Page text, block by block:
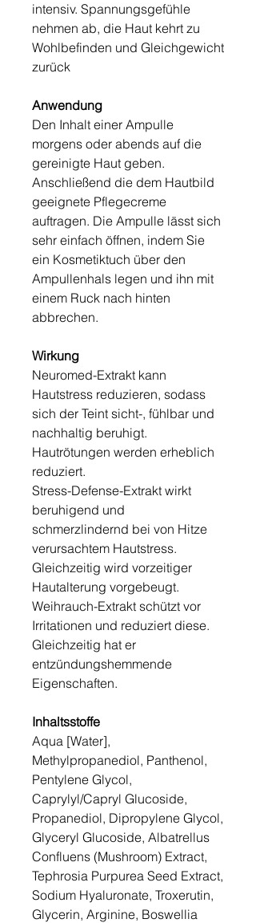
intensiv. Spannungsgefühle
nehmen ab, die Haut kehrt zu
Wohlbefinden und Gleichgewicht
zurück
Anwendung
Den Inhalt einer Ampulle
morgens oder abends auf die
gereinigte Haut geben.
Anschließend die dem Hautbild
geeignete Pflegecreme
auftragen. Die Ampulle lässt sich
sehr einfach öffnen, indem Sie
ein Kosmetiktuch über den
Ampullenhals legen und ihn mit
einem Ruck nach hinten
abbrechen.
Wirkung
Neuromed-Extrakt kann
Hautstress reduzieren, sodass
sich der Teint sicht-, fühlbar und
nachhaltig beruhigt.
Hautrötungen werden erheblich
reduziert.
Stress-Defense-Extrakt wirkt
beruhigend und
schmerzlindernd bei von Hitze
verursachtem Hautstress.
Gleichzeitig wird vorzeitiger
Hautalterung vorgebeugt.
Weihrauch-Extrakt schützt vor
Irritationen und reduziert diese.
Gleichzeitig hat er
entzündungshemmende
Eigenschaften.
Inhaltsstoffe
Aqua [Water],
Methylpropanediol, Panthenol,
Pentylene Glycol,
Caprylyl/Capryl Glucoside,
Propanediol, Dipropylene Glycol,
Glyceryl Glucoside, Albatrellus
Confluens (Mushroom) Extract,
Tephrosia Purpurea Seed Extract,
Sodium Hyaluronate, Troxerutin,
Glycerin, Arginine, Boswellia